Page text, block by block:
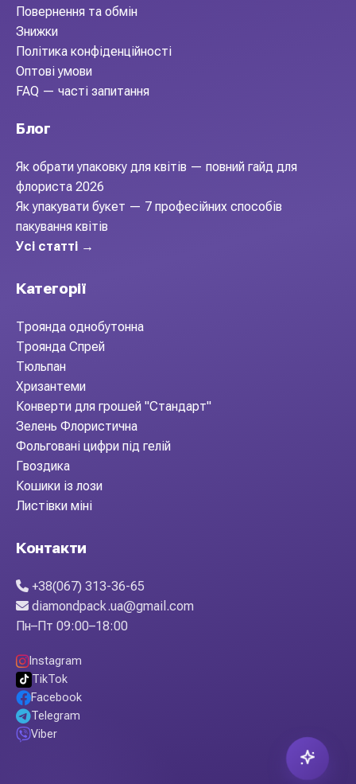
Повернення та обмін
Знижки
Політика конфіденційності
Оптові умови
FAQ — часті запитання
Блог
Як обрати упаковку для квітів — повний гайд для
флориста 2026
Як упакувати букет — 7 професійних способів
пакування квітів
Усі статті →
Категорії
Троянда однобутонна
Троянда Спрей
Тюльпан
Хризантеми
Конверти для грошей "Стандарт"
Зелень Флористична
Фольговані цифри під гелій
Гвоздика
Кошики із лози
Листівки міні
Контакти
+38(067) 313-36-65
diamondpack.ua@gmail.com
Пн–Пт 09:00–18:00
Instagram
TikTok
Facebook
Telegram
Viber